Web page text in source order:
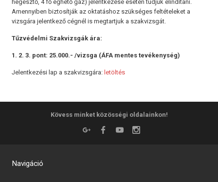
hegesztő, 4 fő éghető gáz) jelentkezése esetén tudjuk elindítani.
Amennyiben biztosítják az oktatáshoz szükséges feltételeket a
vizsgára jelentkező cégnél is megtartjuk a szakvizsgát.
Tűzvédelmi Szakvizsgák ára:
1. 2. 3. pont: 25.000.- /vizsga (ÁFA mentes tevékenység)
Jelentkezési lap a szakvizsgára: letöltés
Kövess minket közösségi oldalainkon!
Navigáció